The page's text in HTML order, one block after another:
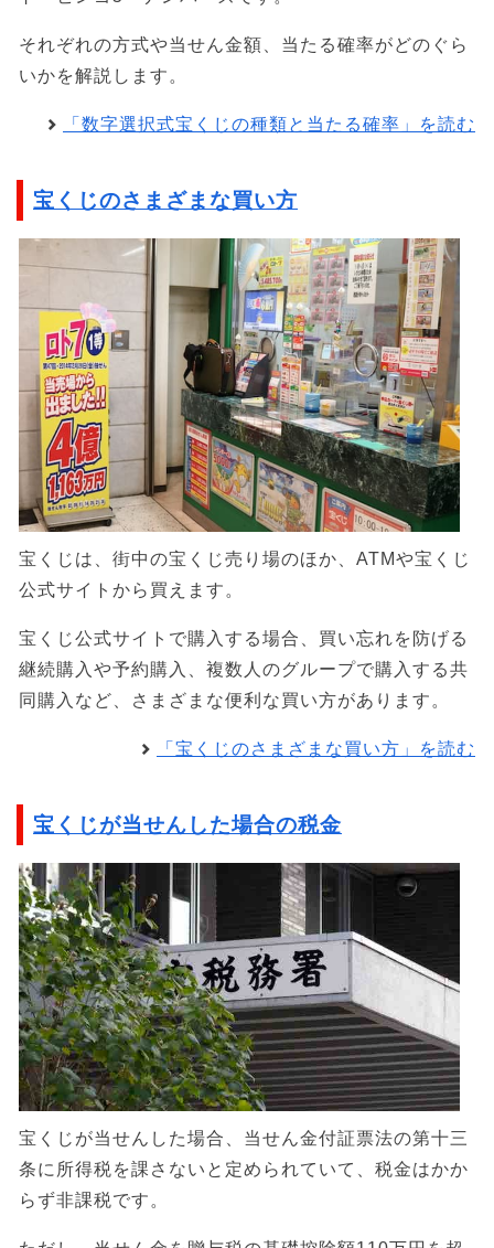
それぞれの方式や当せん金額、当たる確率がどのぐら
いかを解説します。
「数字選択式宝くじの種類と当たる確率」を読む
宝くじのさまざまな買い方
宝くじは、街中の宝くじ売り場のほか、ATMや宝くじ
公式サイトから買えます。
宝くじ公式サイトで購入する場合、買い忘れを防げる
継続購入や予約購入、複数人のグループで購入する共
同購入など、さまざまな便利な買い方があります。
「宝くじのさまざまな買い方」を読む
宝くじが当せんした場合の税金
宝くじが当せんした場合、当せん金付証票法の第十三
条に所得税を課さないと定められていて、税金はかか
らず非課税です。